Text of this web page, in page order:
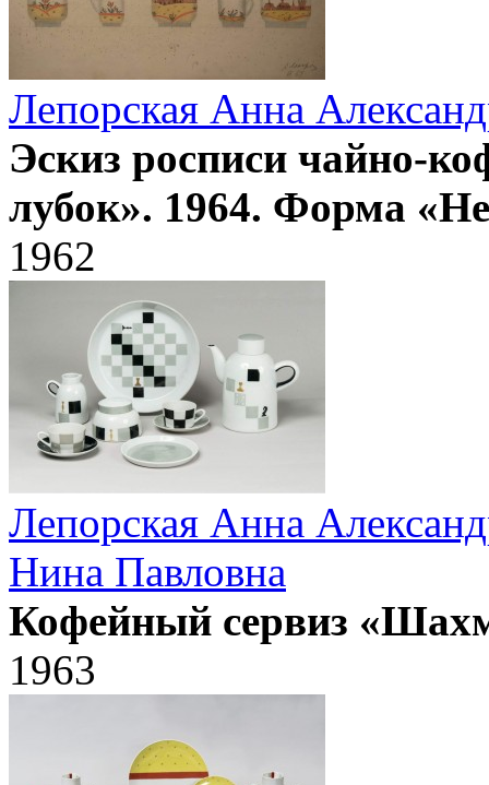
Лепорская Анна
Эскиз росписи чайно-
лубок». 1964. Форма
1962
Лепорская Анна
Нина Павловна
Кофейный сервиз
1963